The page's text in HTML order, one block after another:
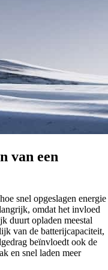
van een
snel opgeslagen energie
omdat het invloed
duurt opladen meestal
van de batterijcapaciteit,
beïnvloedt ook de
en snel laden meer